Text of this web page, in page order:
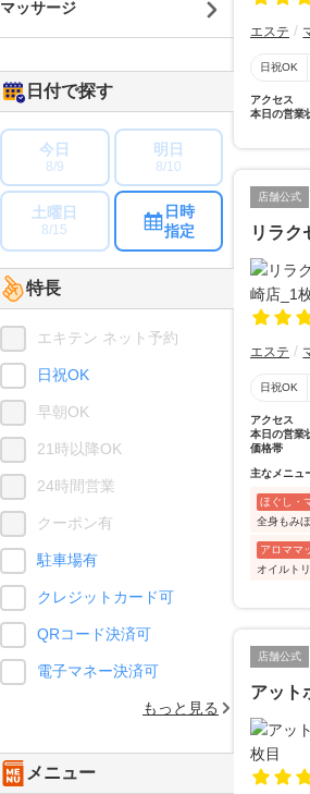
エステ
日祝OK
アクセス
本日の営業
店舗公式
リラ
エステ
日祝OK
アクセス
本日の営業
価格帯
主なメニュ
ほぐし・
全身もみ
アロママ
オイルト
店舗公式
アット
マッサージ
日付で探す
今日
8/9
明日
8/10
土曜日
8/15
日時
指定
特長
エキテン ネット予約
日祝OK
早朝OK
21時以降OK
24時間営業
クーポン有
駐車場有
クレジットカード可
QRコード決済可
電子マネー決済可
もっと見る
メニュー